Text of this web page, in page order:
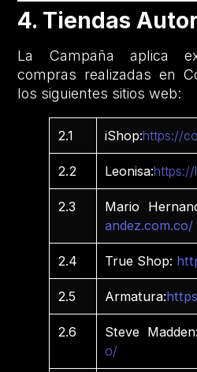
4. Tiendas
La Campaña aplica
compras realizadas en
los siguientes sitios web:
2.1 iShop:https://
2.2 Leonisa:
2.3 Mario
andez.com.co/
2.4 True Shop:
2.5 Armatura:
2.6 Steve
o/